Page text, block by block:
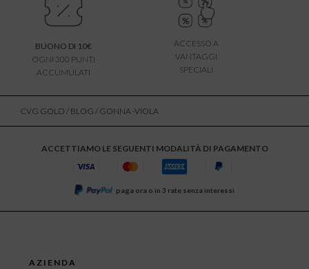
BUONO DI 10€
OGNI 300 PUNTI
ACCUMULATI
ACCESSO A
VANTAGGI
SPECIALI
CVG GOLD / BLOG / GONNA -VIOLA
ACCETTIAMO LE SEGUENTI MODALITÀ DI PAGAMENTO
paga ora o in 3 rate senza interessi
AZIENDA